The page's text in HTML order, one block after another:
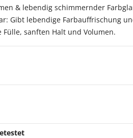
& lebendig schimmernder
Gibt lebendige Farbauffrischung
sanften Halt und Volumen.